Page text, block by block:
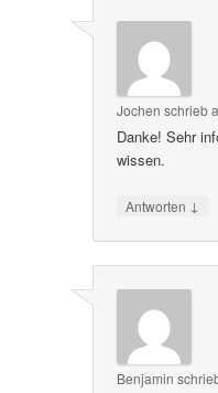
Jochen schrieb
Danke! Sehr
wissen.
Antworten ↓
Benjamin